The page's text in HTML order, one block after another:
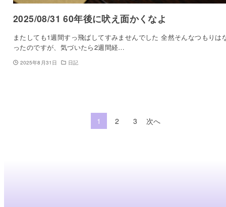
2025/08/31 60年後に吠え面かくなよ
またしても1週間すっ飛ばしてすみませんでした 全然そんなつもりは
ったのですが、気づいたら2週間経…
2025年8月31日 日記
1 2 3 次へ